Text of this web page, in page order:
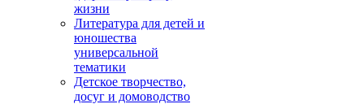
жизни
Литература для детей и
юношества
универсальной
тематики
Детское творчество,
досуг и домоводство